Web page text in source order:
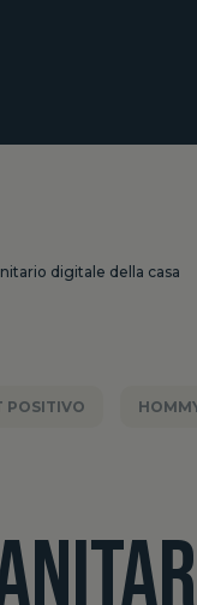
digitale della casa
POSITIVO